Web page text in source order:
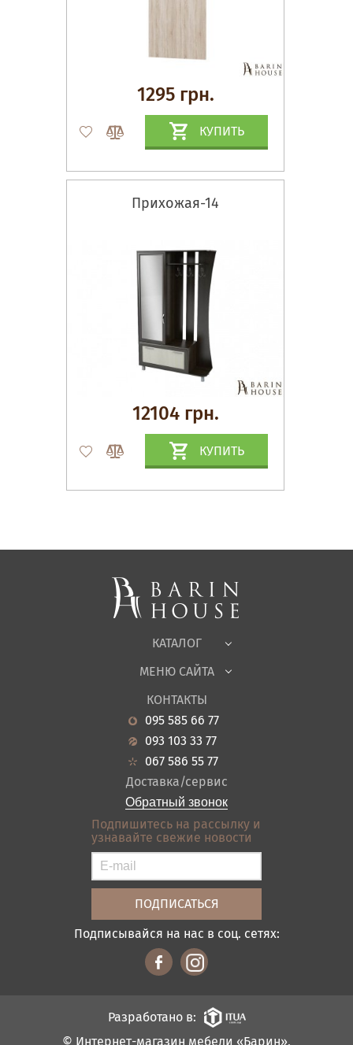
1295 грн.
КУПИТЬ
Прихожая-14
12104 грн.
КУПИТЬ
КАТАЛОГ
Спальни, Кровати
Корпусная мебель
Офисная мебель
Садовая мебель
Гостиная
Кухня
Прихожие
Ванная
Акции
МЕНЮ САЙТА
О нас
Новости
Гарантия
Кредит
Оплата и доставка
Отзывы
Контакты
Карта сайта
Условия покупки
КОНТАКТЫ
095 585 66 77
093 103 33 77
067 586 55 77
Доставка/сервис
Обратный звонок
Подпишитесь на рассылку и
узнавайте свежие новости
Подписывайся на нас в соц. сетях:
© Интернет-магазин мебели «Барин»,
Разработано в: